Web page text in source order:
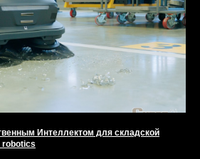
Интеллектом для складской
robotics